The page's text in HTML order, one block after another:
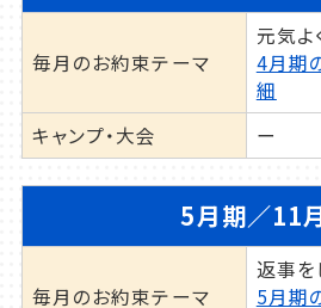
駅前
小田急伊勢原駅徒歩3分。
毎月のお約束テーマ
元気よ
4月期
細
キャンプ・大会
ー
5月期／11
毎月のお約束テーマ
返事を
5月期